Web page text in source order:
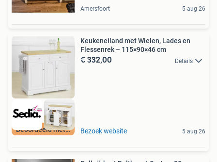
Amersfoort 5 aug 26
Beoordeeld met 9+
Keukeneiland met Wielen, Lades en
Flessenrek – 115×90×46 cm
€ 332,00 Details
Bezoek website 5 aug 26